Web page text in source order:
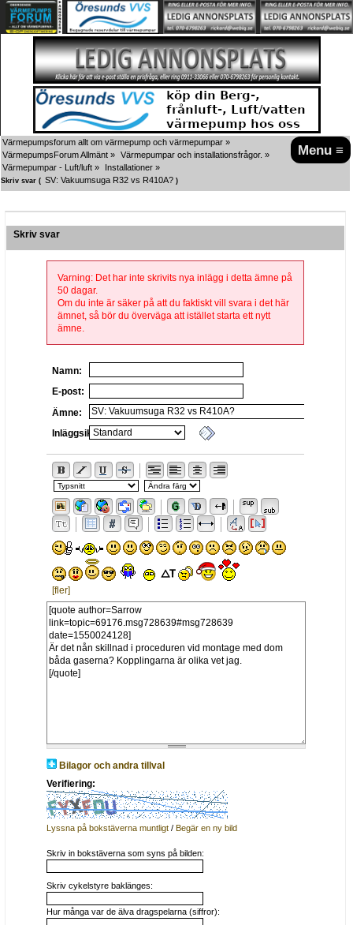
Menu ≡
Värmepumpsforum allt om värmepump och värmepumpar »
VärmepumpsForum Allmänt » Värmepumpar och installationsfrågor. »
Värmepumpar - Luft/luft » Installationer »
Skriv svar ( SV: Vakuumsuga R32 vs R410A? )
Skriv svar
Varning: Det har inte skrivits nya inlägg i detta ämne på
50 dagar.
Om du inte är säker på att du faktiskt vill svara i det här
ämnet, så bör du överväga att istället starta ett nytt
ämne.
Namn:
E-post:
Ämne:
Inläggsikon:
[fler]
Bilagor och andra tillval
Verifiering:
Lyssna på bokstäverna muntligt /Begär en ny bild
Skriv in bokstäverna som syns på bilden:
Skriv cykelstyre baklänges:
Hur många var de älva dragspelarna (siffror):